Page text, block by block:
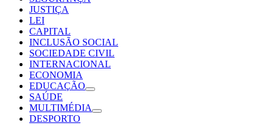
JUSTIÇA
LEI
CAPITAL
INCLUSÃO SOCIAL
SOCIEDADE CIVIL
INTERNACIONAL
ECONOMIA
EDUCAÇÃO
SAÚDE
MULTIMÉDIA
DESPORTO